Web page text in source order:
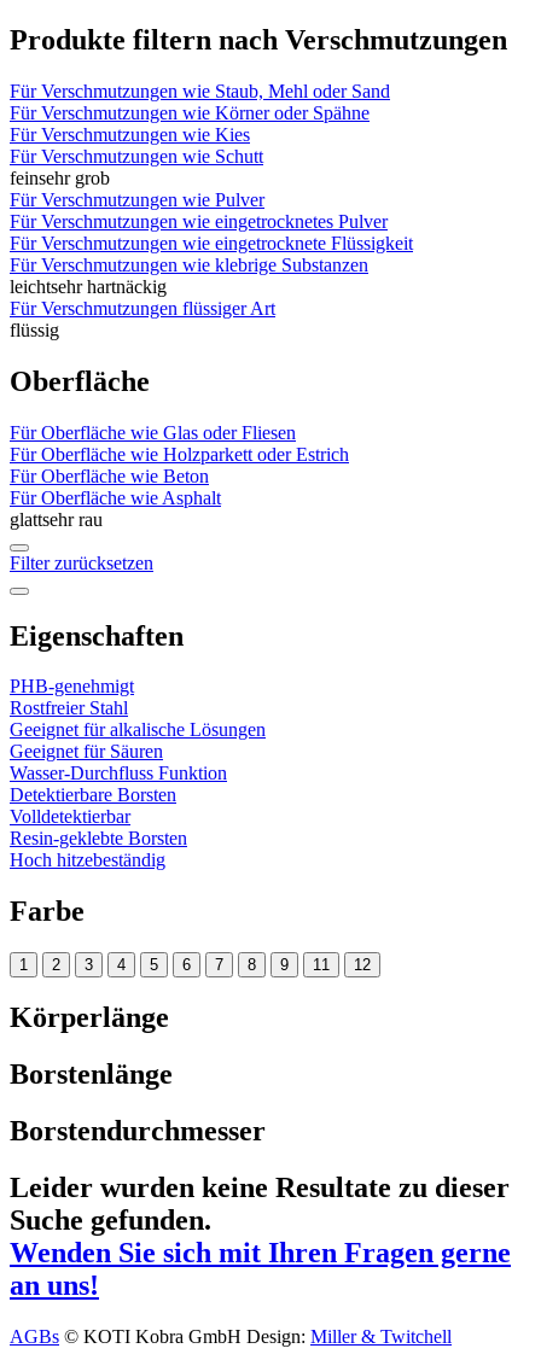
Produkte filtern nach Verschmutzungen
Für Verschmutzungen wie Staub, Mehl oder Sand
Für Verschmutzungen wie Körner oder Spähne
Für Verschmutzungen wie Kies
Für Verschmutzungen wie Schutt
feinsehr grob
Für Verschmutzungen wie Pulver
Für Verschmutzungen wie eingetrocknetes Pulver
Für Verschmutzungen wie eingetrocknete Flüssigkeit
Für Verschmutzungen wie klebrige Substanzen
leichtsehr hartnäckig
Für Verschmutzungen flüssiger Art
flüssig
Oberfläche
Für Oberfläche wie Glas oder Fliesen
Für Oberfläche wie Holzparkett oder Estrich
Für Oberfläche wie Beton
Für Oberfläche wie Asphalt
glattsehr rau
Filter zurücksetzen
Eigenschaften
PHB-genehmigt
Rostfreier Stahl
Geeignet für alkalische Lösungen
Geeignet für Säuren
Wasser-Durchfluss Funktion
Detektierbare Borsten
Volldetektierbar
Resin-geklebte Borsten
Hoch hitzebeständig
Farbe
1 2 3 4 5 6 7 8 9 11 12
Körperlänge
Borstenlänge
Borstendurchmesser
Leider wurden keine Resultate zu dieser
Suche gefunden.
Wenden Sie sich mit Ihren Fragen gerne
an uns!
AGBs © KOTI Kobra GmbH Design: Miller & Twitchell